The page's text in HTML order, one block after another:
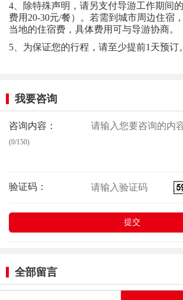
4、除特殊声明，请另支付导游工作期间
费用20-30元/餐）。若需到城市周边住宿
当地的住宿费，具体费用可与导游协商。
5、为保证您的行程，请至少提前1天预订。
我要咨询
咨询内容：
(0/150)
验证码：
全部留言